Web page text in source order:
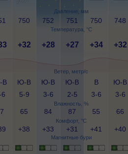
Давление, мм
Температура, °C
Ветер, метр/с
Влажность, %
Комфорт, °C
Магнитные бури
750 752 751 750 748
+32 +28 +27 +34 +32
В
6
Ю-В
5-9
Ю-В
3-6
Ю-В
2-5
В
3-6
Ю-В
3-6
65 84 87 55 66
+38 +33 +31 +41 +40